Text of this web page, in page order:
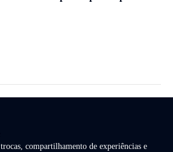
compartilhamento de experiências e